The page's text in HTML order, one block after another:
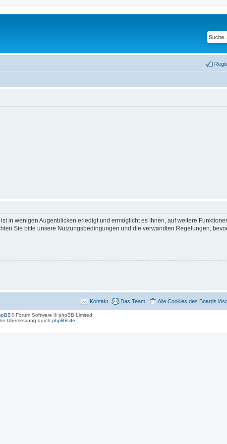
in wenigen Augenblicken erledigt und ermöglicht es Ihnen, auf weitere
Sie bitte unsere Nutzungsbedingungen und die verwandten Regelungen,
Alle Cookies des Boards
Das Team
Kontakt
® Forum Software © phpBB Limited
Übersetzung durch phpBB.de